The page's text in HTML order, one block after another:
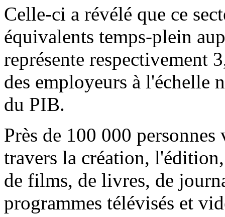
Celle-ci a révélé que ce
équivalents temps-plein
représente respectivement
des employeurs à l'échelle
du PIB.
Près de 100 000
travers la création,
de films, de livres, de
programmes télévisés et